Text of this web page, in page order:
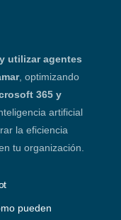
utilizar agentes
, optimizando
365 y
artificial
la eficiencia
tu organización.
pueden